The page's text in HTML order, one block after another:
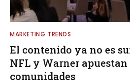
MARKETING TRENDS
El contenido ya no es
NFL y Warner apuestan
comunidades